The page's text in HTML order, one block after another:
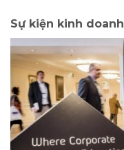
Sự kiện kinh